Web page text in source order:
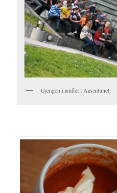
Gjengen i amfiet i Aasentunet